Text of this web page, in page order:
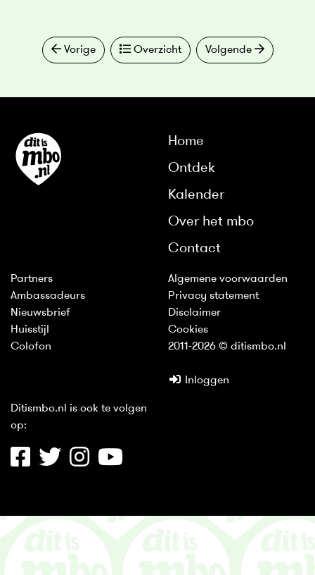
Vorige Overzicht Volgende
Home
Ontdek
Kalender
Over het mbo
Contact
Partners
Ambassadeurs
Nieuwsbrief
Huisstijl
Colofon
Algemene voorwaarden
Privacy statement
Disclaimer
Cookies
2011-2026 © ditismbo.nl
Inloggen
Ditismbo.nl is ook te volgen
op: